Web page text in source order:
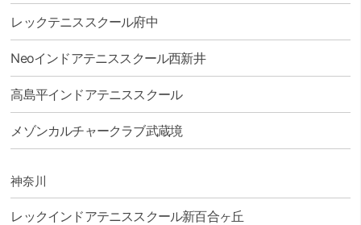
レックテニススクール府中
Neoインドアテニススクール西新井
高島平インドアテニススクール
メゾンカルチャークラブ武蔵境
神奈川
レックインドアテニススクール新百合ヶ丘